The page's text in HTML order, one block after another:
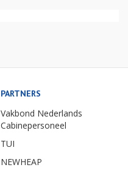
PARTNERS
Vakbond Nederlands
Cabinepersoneel
TUI
NEWHEAP